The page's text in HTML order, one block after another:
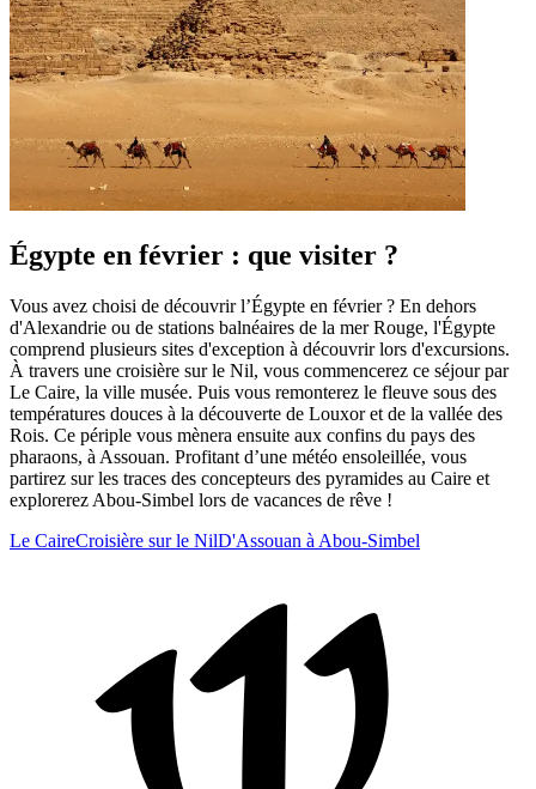
Égypte en février : que visiter ?
Vous avez choisi de découvrir l’Égypte en février ? En dehors
d'Alexandrie ou de stations balnéaires de la mer Rouge, l'Égypte
comprend plusieurs sites d'exception à découvrir lors d'excursions.
À travers une croisière sur le Nil, vous commencerez ce séjour par
Le Caire, la ville musée. Puis vous remonterez le fleuve sous des
températures douces à la découverte de Louxor et de la vallée des
Rois. Ce périple vous mènera ensuite aux confins du pays des
pharaons, à Assouan. Profitant d’une météo ensoleillée, vous
partirez sur les traces des concepteurs des pyramides au Caire et
explorerez Abou-Simbel lors de vacances de rêve !
Le CaireCroisière sur le NilD'Assouan à Abou-Simbel